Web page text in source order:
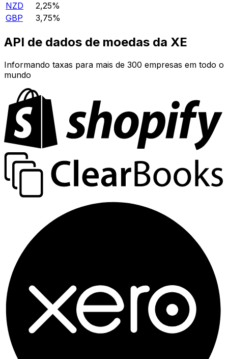
NZD
2,25%
GBP
3,75%
API de dados de moedas da XE
Informando taxas para mais de 300 empresas em todo o
mundo